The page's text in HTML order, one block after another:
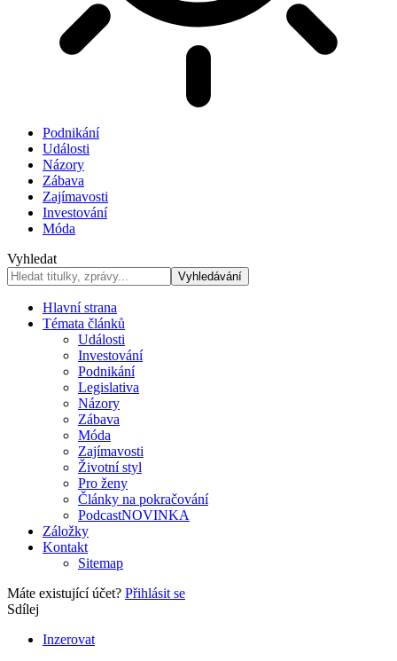
Podnikání
Události
Názory
Zábava
Zajímavosti
Investování
Móda
Vyhledat
Hlavní strana
Témata článků
Události
Investování
Podnikání
Legislativa
Názory
Zábava
Móda
Zajímavosti
Životní styl
Pro ženy
Články na pokračování
PodcastNOVINKA
Záložky
Kontakt
Sitemap
Máte existující účet? Přihlásit se
Sdílej
Inzerovat